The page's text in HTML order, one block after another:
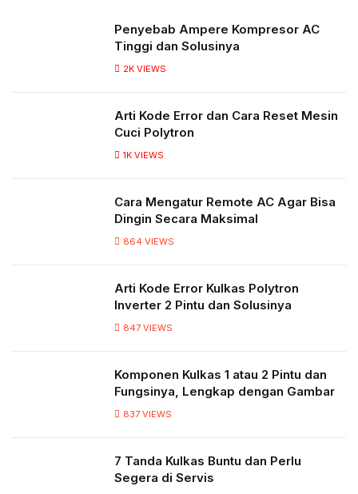
Penyebab Ampere Kompresor AC
Tinggi dan Solusinya
2K VIEWS
Arti Kode Error dan Cara Reset Mesin
Cuci Polytron
1K VIEWS
Cara Mengatur Remote AC Agar Bisa
Dingin Secara Maksimal
864 VIEWS
Arti Kode Error Kulkas Polytron
Inverter 2 Pintu dan Solusinya
847 VIEWS
Komponen Kulkas 1 atau 2 Pintu dan
Fungsinya, Lengkap dengan Gambar
837 VIEWS
7 Tanda Kulkas Buntu dan Perlu
Segera di Servis